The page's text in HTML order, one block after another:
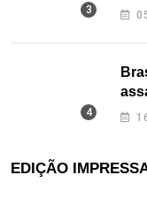
EDIÇÃO